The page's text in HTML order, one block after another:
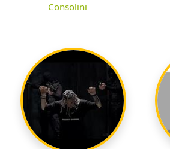
Consolini